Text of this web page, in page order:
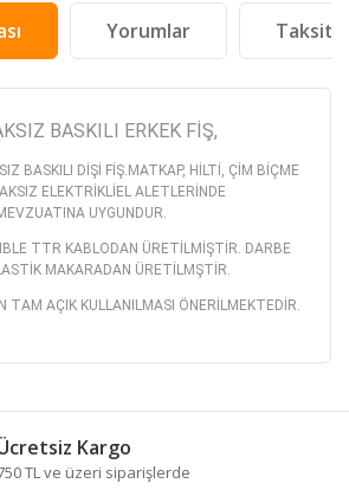
Yorumlar Taksit
BASKILI ERKEK FİŞ,
BASKILI DİŞİ FİŞ. MATKAP, HİLTİ, ÇİM BİÇME
ELEKTRİKLİEL ALETLERİNDE
UYGUNDUR.
TTR KABLODAN ÜRETİLMİŞTİR. DARBE
MAKARADAN ÜRETİLMŞTİR.
TAM AÇIK KULLANILMASI ÖNERİLMEKTEDİR.
ilk yorumu siz yapın!
Yorum Yaz
öneri formunu kullanarak
için teşekkür ederiz.
Kargo
TL ve üzeri siparişlerde